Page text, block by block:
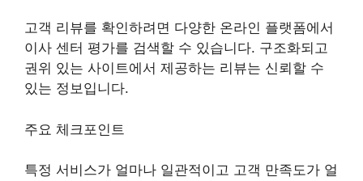
고객 리뷰를 확인하려면 다양한 온라인 플랫폼에서
이사 센터 평가를 검색할 수 있습니다. 구조화되고
권위 있는 사이트에서 제공하는 리뷰는 신뢰할 수
있는 정보입니다.
주요 체크포인트
특정 서비스가 얼마나 일관적이고 고객 만족도가 얼